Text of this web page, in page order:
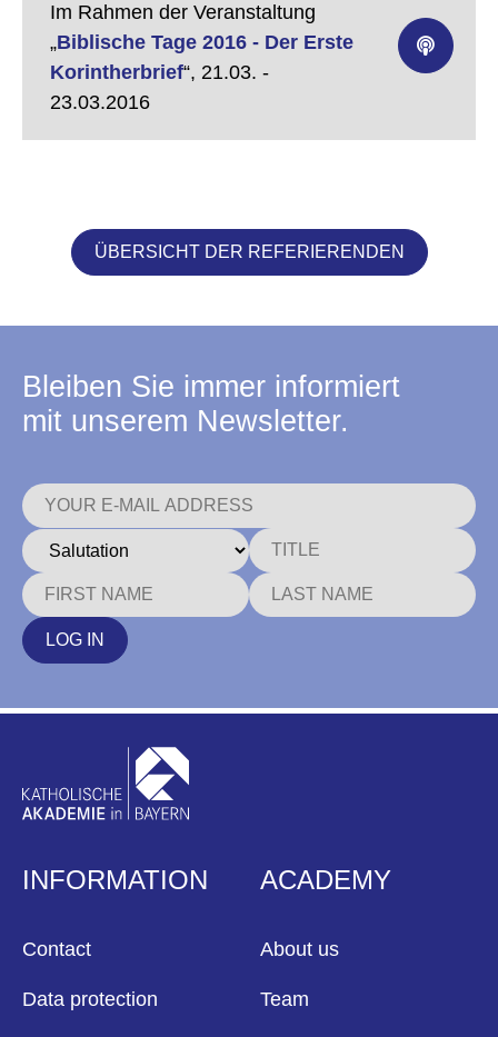
Im Rahmen der Veranstaltung
„Biblische Tage 2016 - Der Erste
Korintherbrief“, 21.03. -
23.03.2016
ÜBERSICHT DER REFERIERENDEN
Bleiben Sie immer informiert
mit unserem Newsletter.
LOG IN
INFORMATION
Contact
Data protection
ACADEMY
About us
Team